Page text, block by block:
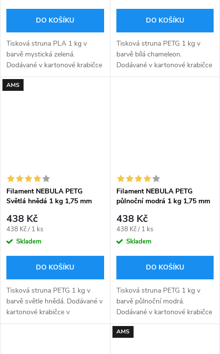
DO KOŠÍKU
Tisková struna PLA 1 kg v
barvě mystická zelená.
Dodávané v kartonové krabičce
v zavakuovaném obalu včetně
silikagelu uvnitř sáčku pro
DO KOŠÍKU
Tisková struna PETG 1 kg v
barvě bílá chameleon.
Dodávané v kartonové krabičce
v zavakuovaném obalu včetně
AMS
Filament NEBULA PETG
Světlá hnědá 1 kg 1,75 mm
438 Kč
Měrná
cena:
438 Kč / 1 ks
Skladem
DO KOŠÍKU
Tisková struna PETG 1 kg v
barvě světle hnědá. Dodávané v
kartonové krabičce v
zavakuovaném obalu včetně
Filament NEBULA PETG
půlnoční modrá 1 kg 1,75 mm
438 Kč
Měrná
cena:
438 Kč / 1 ks
Skladem
DO KOŠÍKU
Tisková struna PETG 1 kg v
barvě půlnoční modrá.
Dodávané v kartonové krabičce
v zavakuovaném obalu včetně
silikagelu uvnitř sáčku pro
AMS